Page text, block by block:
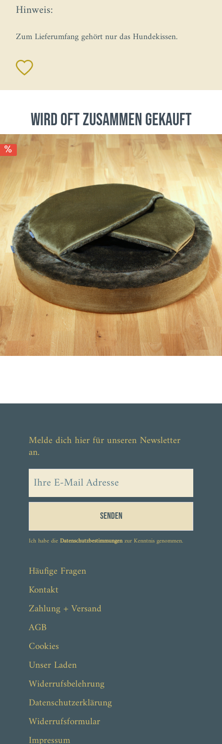
Hinweis:
Zum Lieferumfang gehört nur das Hundekissen.
wird oft zusammen gekauft
ab 159,00 €
Melde dich hier für unseren Newsletter
an.
Senden
Ich habe dieDatenschutzbestimmungenzur Kenntnis genommen.
Häufige Fragen
Kontakt
Zahlung + Versand
AGB
Cookies
Unser Laden
Widerrufsbelehrung
Datenschutzerklärung
Widerrufsformular
Impressum